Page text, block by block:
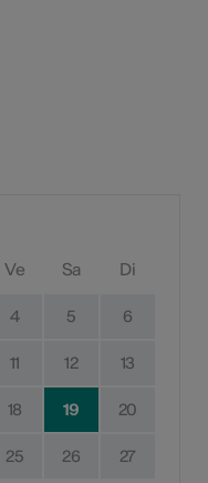
Ve Sa Di
4 5 6
11 12 13
18 19 20
25 26 27